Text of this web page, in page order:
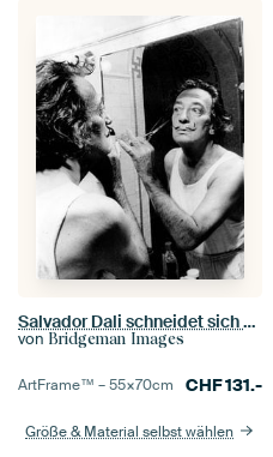
Salvador Dali schneidet sich den Schnurrbart
von Bridgeman Images
ArtFrame™ –55×70cm CHF131.-
Größe & Material selbst wählen